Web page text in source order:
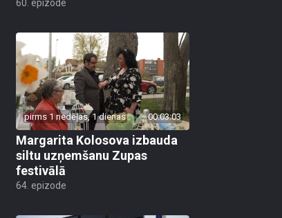
60. epizode
pirms 1 nedēļas, 1 dienas 00:03:03
Margarita Kolosova izbauda
siltu uzņemšanu Zupas
festivālā
64. epizode